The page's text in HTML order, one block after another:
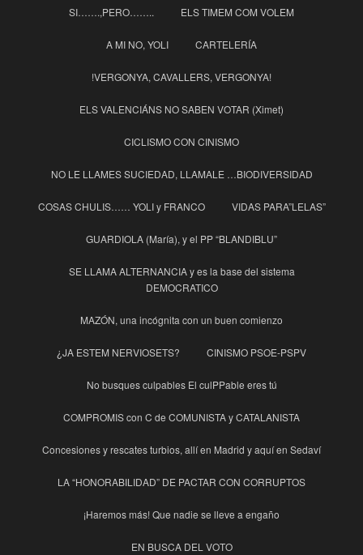
SI…….,PERO…….. ELS TIMEM COM VOLEM
A MI NO, YOLI CARTELERÍA
!VERGONYA, CAVALLERS, VERGONYA!
ELS VALENCIÁNS NO SABEN VOTAR (Ximet)
CICLISMO CON CINISMO
NO LE LLAMES SUCIEDAD, LLAMALE …BIODIVERSIDAD
COSAS CHULIS…… YOLI y FRANCO VIDAS PARA”LELAS”
GUARDIOLA (María), y el PP “BLANDIBLU”
SE LLAMA ALTERNANCIA y es la base del sistema
DEMOCRATICO
MAZÓN, una incógnita con un buen comienzo
¿JA ESTEM NERVIOSETS? CINISMO PSOE-PSPV
No busques culpables El culPPable eres tú
COMPROMIS con C de COMUNISTA y CATALANISTA
Concesiones y rescates turbios, allí en Madrid y aquí en Sedaví
LA “HONORABILIDAD” DE PACTAR CON CORRUPTOS
¡Haremos más! Que nadie se lleve a engaño
EN BUSCA DEL VOTO